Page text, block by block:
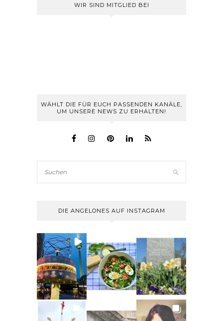
WIR SIND MITGLIED BEI
WÄHLT DIE FÜR EUCH PASSENDEN KANÄLE,
UM UNSERE NEWS ZU ERHALTEN!
DIE ANGELONES AUF INSTAGRAM